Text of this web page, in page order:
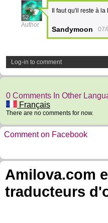
52
Author
Il faut qu'il reste à
Sandymoon 07/
Log-in to comment
0 Comments In Other
Français
There are no comments for now.
Comment on Facebook
Amilova.com
traducteurs